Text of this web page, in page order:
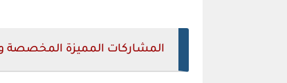
المشاركات المميزة المخصصة